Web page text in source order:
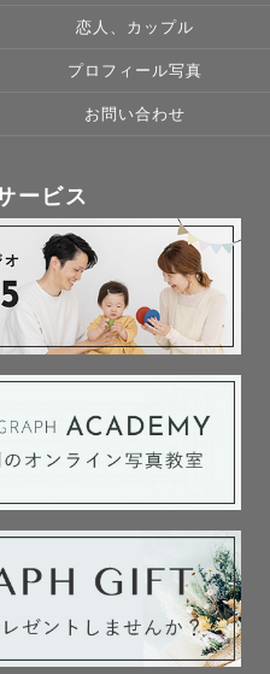
恋人、カップル
プロフィール写真
お問い合わせ
ービス